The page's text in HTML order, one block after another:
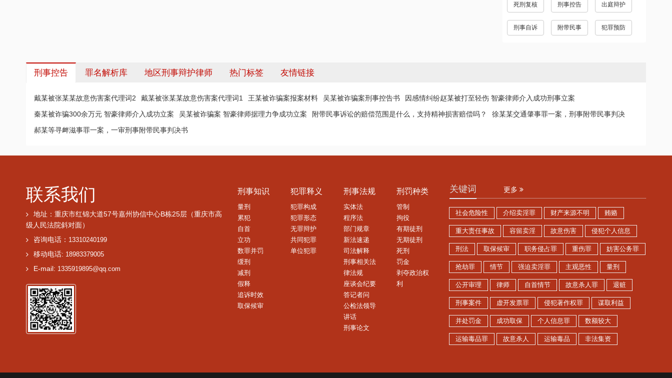
死刑复核 刑事控告 出庭辩护
刑事自诉 附带民事 犯罪预防
刑事控告 罪名解析库 地区刑事辩护律师 热门标签 友情链接
戴某被张某某故意伤害案代理词2 戴某被张某某故意伤害案代理词1 王某被诈骗案报案材料 吴某被诈骗案刑事控告书
因感情纠纷赵某被打至轻伤 智豪律师介入成功刑事立案
秦某被诈骗300余万元 智豪律师介入成功立案
吴某被诈骗案 智豪律师据理力争成功立案 附带民事诉讼的赔偿范围是什么，支持精神损害赔偿吗？
徐某某交通肇事罪一案，刑事附带民事判决
郝某等寻衅滋事罪一案，一审刑事附带民事判决书
联系我们
地址：重庆市红锦大道57号嘉州协信中心B栋25层（重庆市高
级人民法院斜对面）
咨询电话： 13310240199
移动电话: 18983379005
E-mail: 1335919895@qq.com
刑事知识
量刑
累犯
自首
立功
数罪并罚
缓刑
减刑
假释
追诉时效
取保候审
犯罪释义
犯罪构成
犯罪形态
无罪辩护
共同犯罪
单位犯罪
刑事法规
实体法
程序法
部门规章
新法速递
司法解释
刑事相关法
律法规
座谈会纪要
答记者问
公检法领导
讲话
刑事论文
刑罚种类
管制
拘役
有期徒刑
无期徒刑
死刑
罚金
剥夺政治权
利
关键词 更多
社会危险性 介绍卖淫罪 财产来源不明 贿赂
重大责任事故 容留卖淫 故意伤害 侵犯个人信息
刑法 取保候审 职务侵占罪 重伤罪 妨害公务罪
抢劫罪 情节 强迫卖淫罪 主观恶性 量刑
公开审理 律师 自首情节 故意杀人罪 退赃
刑事案件 虚开发票罪 侵犯著作权罪 谋取利益
并处罚金 成功取保 个人信息罪 数额较大
运输毒品罪 故意杀人 运输毒品 非法集资